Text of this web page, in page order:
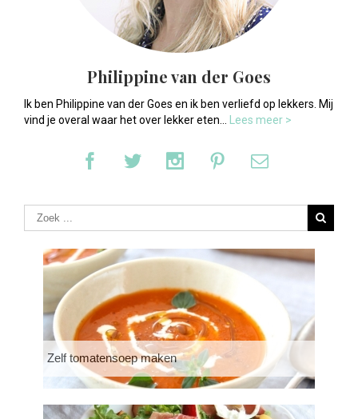
Philippine van der Goes
Ik ben Philippine van der Goes en ik ben verliefd op lekkers. Mij
vind je overal waar het over lekker eten...
Lees meer >
Zelf tomatensoep maken